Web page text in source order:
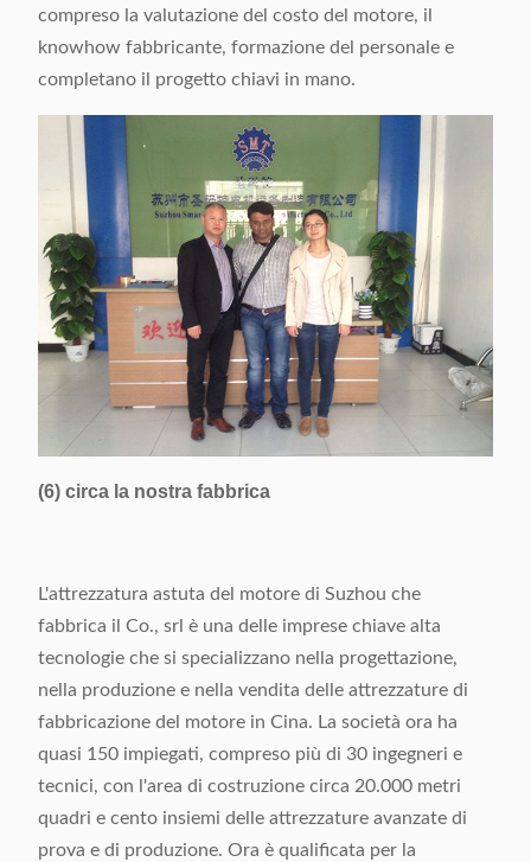
compreso la valutazione del costo del motore, il
knowhow fabbricante, formazione del personale e
completano il progetto chiavi in mano.
(6) circa la nostra fabbrica
L'attrezzatura astuta del motore di Suzhou che
fabbrica il Co., srl è una delle imprese chiave alta
tecnologie che si specializzano nella progettazione,
nella produzione e nella vendita delle attrezzature di
fabbricazione del motore in Cina. La società ora ha
quasi 150 impiegati, compreso più di 30 ingegneri e
tecnici, con l'area di costruzione circa 20.000 metri
quadri e cento insiemi delle attrezzature avanzate di
prova e di produzione. Ora è qualificata per la